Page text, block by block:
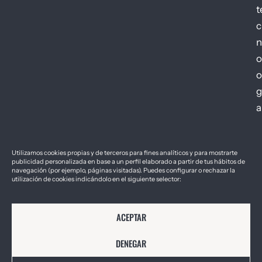
Utilizamos cookies propias y de terceros para fines analíticos y para mostrarte
publicidad personalizada en base a un perfil elaborado a partir de tus hábitos de
navegación (por ejemplo, páginas visitadas). Puedes configurar o rechazar la
utilización de cookies indicándolo en el siguiente selector:
ACEPTAR
DENEGAR
c
n
o
a